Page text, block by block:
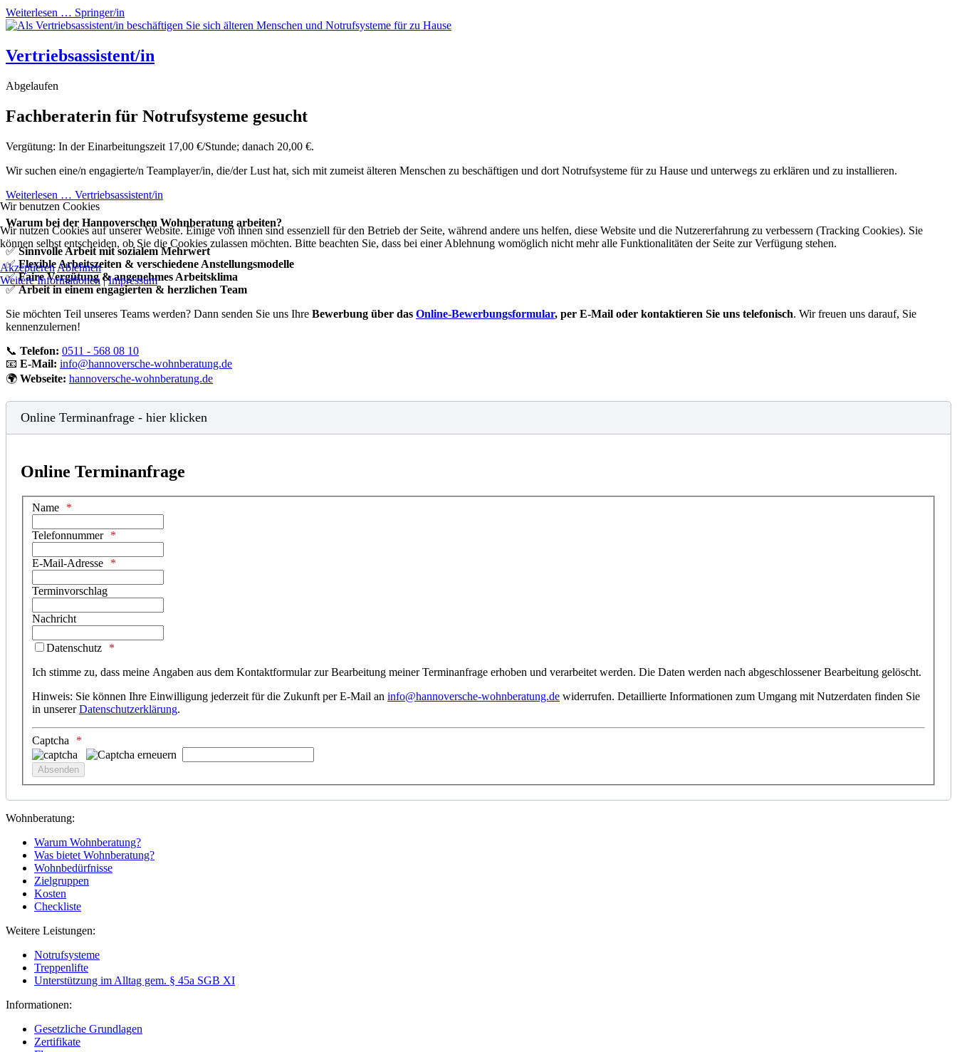
Weiterlesen … Springer/in
Vertriebsassistent/in
Abgelaufen
Fachberaterin für Notrufsysteme gesucht
Vergütung: In der Einarbeitungszeit 17,00 €/Stunde; danach 20,00 €.
Wir suchen eine/n engagierte/n Teamplayer/in, die/der Lust hat, sich mit zumeist älteren Menschen zu beschäftigen und dort Notrufsysteme für zu Hause und unterwegs zu erklären und zu installieren.
Weiterlesen … Vertriebsassistent/in
Warum bei der Hannoverschen Wohnberatung arbeiten?
✅Sinnvolle Arbeit mit sozialem Mehrwert
✅Flexible Arbeitszeiten & verschiedene Anstellungsmodelle
✅Faire Vergütung & angenehmes Arbeitsklima
✅Arbeit in einem engagierten & herzlichen Team
Sie möchten Teil unseres Teams werden? Dann senden Sie uns Ihre Bewerbung über das Online-Bewerbungsformular, per E-Mail oder kontaktieren Sie uns telefonisch. Wir freuen uns darauf, Sie
kennenzulernen!
📞 Telefon: 0511 - 568 08 10
📧 E-Mail: info@hannoversche-wohnberatung.de
🌍 Webseite: hannoversche-wohnberatung.de
Online Terminanfrage - hier klicken
Online Terminanfrage
Name
Telefonnummer
E-Mail-Adresse
Terminvorschlag
Nachricht
Datenschutz
Ich stimme zu, dass meine Angaben aus dem Kontaktformular zur Bearbeitung meiner Terminanfrage erhoben und verarbeitet werden. Die Daten werden nach abgeschlossener Bearbeitung gelöscht.
Hinweis: Sie können Ihre Einwilligung jederzeit für die Zukunft per E-Mail an info@hannoversche-wohnberatung.de widerrufen. Detaillierte Informationen zum Umgang mit Nutzerdaten finden Sie
in unsererDatenschutzerklärung.
Captcha
Wohnberatung:
Warum Wohnberatung?
Was bietet Wohnberatung?
Wohnbedürfnisse
Zielgruppen
Kosten
Checkliste
Weitere Leistungen:
Notrufsysteme
Treppenlifte
Unterstützung im Alltag gem. § 45a SGB XI
Informationen:
Gesetzliche Grundlagen
Zertifikate
Wir benutzen Cookies
Wir nutzen Cookies auf unserer Website. Einige von ihnen sind essenziell für den Betrieb der Seite, während andere uns helfen, diese Website und die Nutzererfahrung zu verbessern (Tracking Cookies). Sie
können selbst entscheiden, ob Sie die Cookies zulassen möchten. Bitte beachten Sie, dass bei einer Ablehnung womöglich nicht mehr alle Funktionalitäten der Seite zur Verfügung stehen.
Akzeptieren Ablehnen
Weitere Informationen |Impressum